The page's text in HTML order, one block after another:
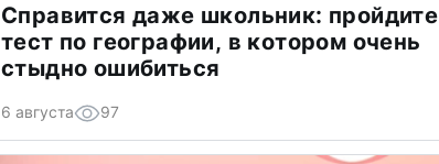
Справится даже школьник: пройдите
тест по географии, в котором очень
стыдно ошибиться
6 августа 97